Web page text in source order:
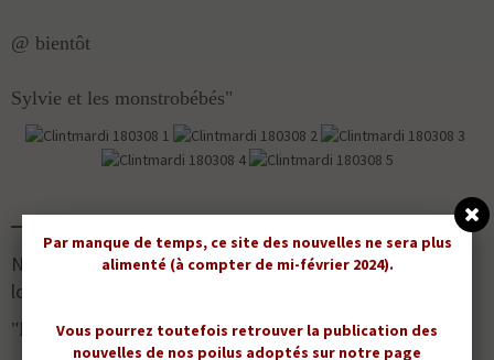
@ bientôt
Sylvie et les monstrobébés"
Nous avons eu des nouvelles et des photos des deux
loustics, le 8 juillet 2008 :
"Bonjour,
Par manque de temps, ce site des nouvelles ne sera plus
alimenté (à compter de mi-février 2024).
Vous pourrez toutefois retrouver la publication des
nouvelles de nos poilus adoptés sur notre page